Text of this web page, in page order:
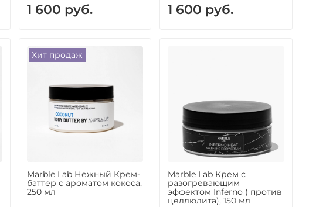
1 600 руб. 1 600 руб.
Хит продаж
Marble Lab Нежный Крем-
баттер с ароматом кокоса,
250 мл
Marble Lab Крем с
разогревающим
эффектом Inferno ( против
целлюлита), 150 мл